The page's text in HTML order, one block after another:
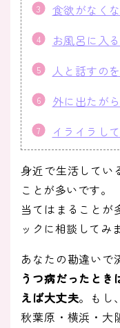
食欲がなく
お風呂に入
人と話すの
外に出たが
イライラし
身近で生活してい
ことが多いです。
当てはまることが
ックに相談してみ
あなたの勘違いで
うつ病だったと
えば大丈夫。もし
秋葉原・横浜・大